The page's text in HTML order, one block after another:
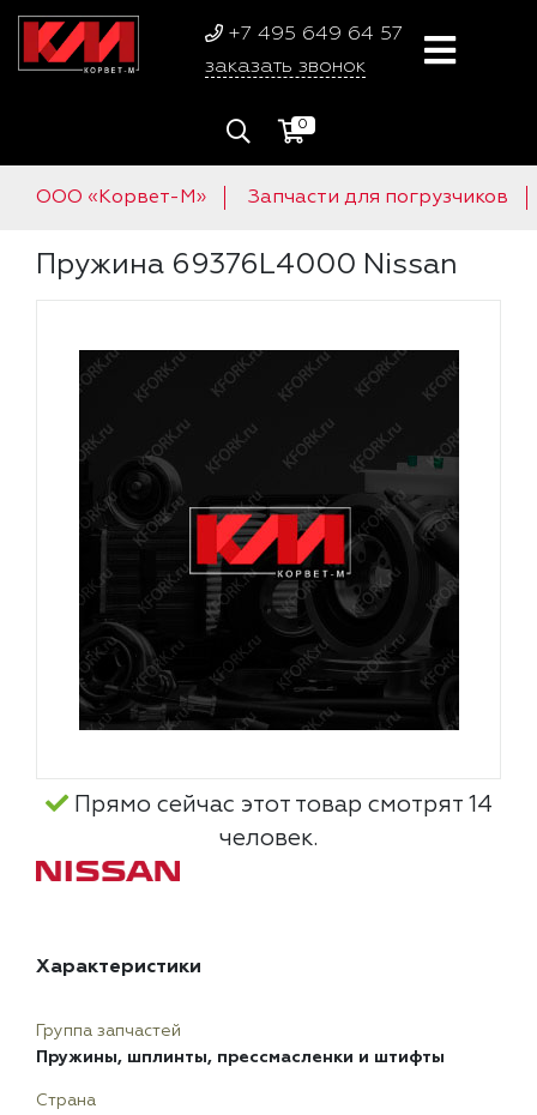
+7 495 649 64 57
заказать звонок
0
ООО «Корвет-М» Запчасти для погрузчиков
Пружина 69376L4000 Nissan
Прямо сейчас этот товар смотрят 14
человек.
Характеристики
Группа запчастей
Пружины, шплинты, прессмасленки и штифты
Страна